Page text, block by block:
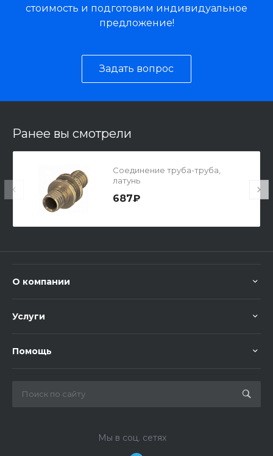
стоимость и подготовим индивидуальное
предложение!
Задать вопрос
Ранее вы смотрели
Соединение труба-труба,
латунь
687₽
О компании
Услуги
Помощь
Мы в соц. сетях